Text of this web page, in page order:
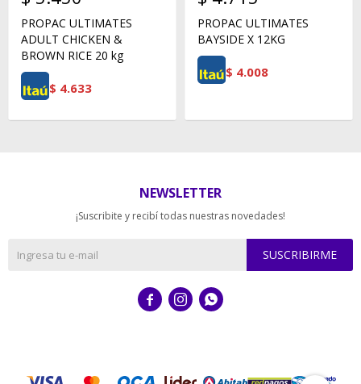
PROPAC ULTIMATES
ADULT CHICKEN &
BROWN RICE 20 kg
$ 4.633
PROPAC ULTIMATES
BAYSIDE X 12KG
$ 4.008
NEWSLETTER
¡Suscribite y recibí todas nuestras novedades!
SUSCRIBIRME
  